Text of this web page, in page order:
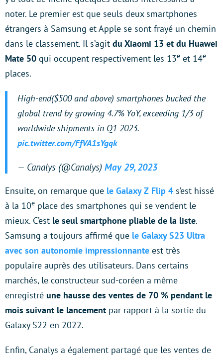
noter. Le premier est que seuls deux smartphones
étrangers à Samsung et Apple se sont frayé un chemin
dans le classement. Il s’agit du Xiaomi 13 et du Huawei
Mate 50 qui occupent respectivement les 13e et 14e
places.
High-end($500 and above) smartphones bucked the
global trend by growing 4.7% YoY, exceeding 1/3 of
worldwide shipments in Q1 2023.
pic.twitter.com/FfVA1sYgqk
— Canalys (@Canalys) May 29, 2023
Ensuite, on remarque que le Galaxy Z Flip 4 s’est hissé
à la 10e place des smartphones qui se vendent le
mieux. C’est le seul smartphone pliable de la liste.
Samsung a toujours affirmé que le Galaxy S23 Ultra
avec son autonomie impressionnante est très
populaire auprès des utilisateurs. Dans certains
marchés, le constructeur sud-coréen a même
enregistré une hausse des ventes de 70 % pendant le
mois suivant le lancement par rapport à la sortie du
Galaxy S22 en 2022.
Enfin, Canalys a également partagé que les ventes de